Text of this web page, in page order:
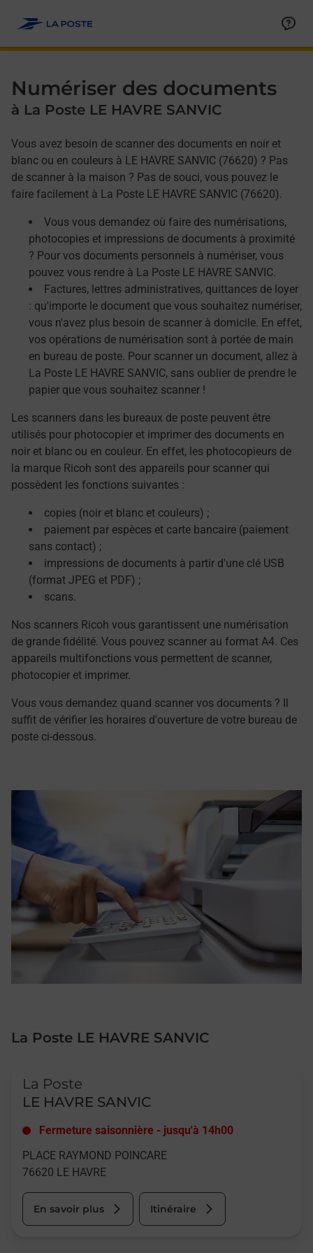
Numériser des documents
à La Poste LE HAVRE SANVIC
Vous avez besoin de scanner des documents en noir et
blanc ou en couleurs à LE HAVRE SANVIC (76620) ? Pas
de scanner à la maison ? Pas de souci, vous pouvez le
faire facilement à La Poste LE HAVRE SANVIC (76620).
Vous vous demandez où faire des numérisations,
photocopies et impressions de documents à proximité
? Pour vos documents personnels à numériser, vous
pouvez vous rendre à La Poste LE HAVRE SANVIC.
Factures, lettres administratives, quittances de loyer
: qu'importe le document que vous souhaitez numériser,
vous n'avez plus besoin de scanner à domicile. En effet,
vos opérations de numérisation sont à portée de main
en bureau de poste. Pour scanner un document, allez à
La Poste LE HAVRE SANVIC, sans oublier de prendre le
papier que vous souhaitez scanner !
Les scanners dans les bureaux de poste peuvent être
utilisés pour photocopier et imprimer des documents en
noir et blanc ou en couleur. En effet, les photocopieurs de
la marque Ricoh sont des appareils pour scanner qui
possèdent les fonctions suivantes :
copies (noir et blanc et couleurs) ;
paiement par espèces et carte bancaire (paiement
sans contact) ;
impressions de documents à partir d'une clé USB
(format JPEG et PDF) ;
scans.
Nos scanners Ricoh vous garantissent une numérisation
de grande fidélité. Vous pouvez scanner au format A4. Ces
appareils multifonctions vous permettent de scanner,
photocopier et imprimer.
Vous vous demandez quand scanner vos documents ? Il
suffit de vérifier les horaires d'ouverture de votre bureau de
poste ci-dessous.
La Poste LE HAVRE SANVIC
La Poste
LE HAVRE SANVIC
Fermeture saisonnière - jusqu'à 14h00
PLACE RAYMOND POINCARE
76620 LE HAVRE
En savoir plus Itinéraire